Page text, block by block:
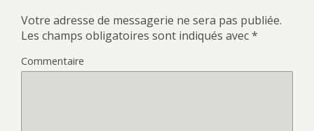
Votre adresse de messagerie ne sera pas publiée.
Les champs obligatoires sont indiqués avec*
Commentaire